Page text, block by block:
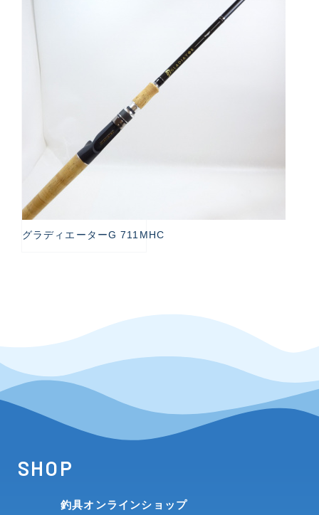
グラディエーターG 711MHC
SHOP
釣具オンラインショップ